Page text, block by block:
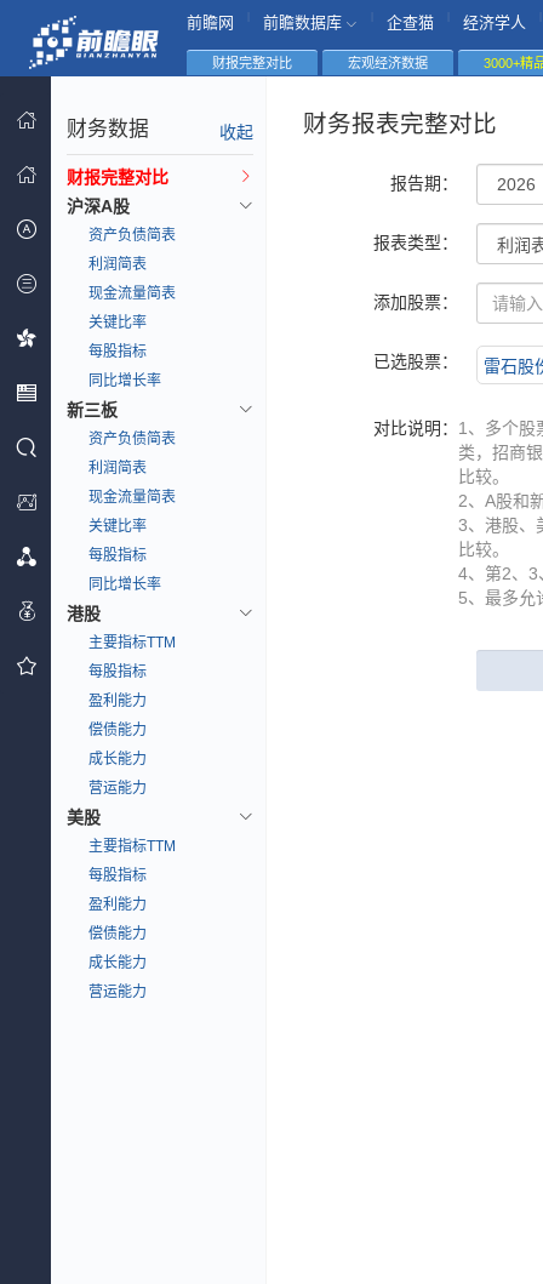
前瞻网 前瞻数据库 企查猫 经济学人
财报完整对比 宏观经济数据 3000+精
财务数据 收起
财报完整对比
沪深A股
资产负债简表
利润简表
现金流量简表
关键比率
每股指标
同比增长率
新三板
资产负债简表
利润简表
现金流量简表
关键比率
每股指标
同比增长率
港股
主要指标TTM
每股指标
盈利能力
偿债能力
成长能力
营运能力
美股
主要指标TTM
每股指标
盈利能力
偿债能力
成长能力
营运能力
财务报表完整对比
报告期：
报表类型：
添加股票：
已选股票： 雷石股
对比说明： 1、多个股
类，招商
比较。
2、A股和
3、港股、
比较。
4、第2、3
5、最多允